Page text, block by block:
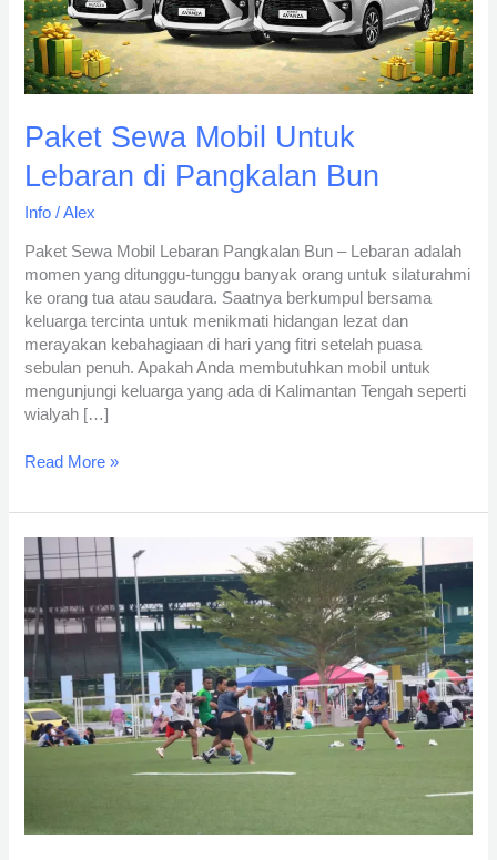
Paket Sewa Mobil Untuk
Lebaran di Pangkalan Bun
Info /Alex
Paket Sewa Mobil Lebaran Pangkalan Bun – Lebaran adalah
momen yang ditunggu-tunggu banyak orang untuk silaturahmi
ke orang tua atau saudara. Saatnya berkumpul bersama
keluarga tercinta untuk menikmati hidangan lezat dan
merayakan kebahagiaan di hari yang fitri setelah puasa
sebulan penuh. Apakah Anda membutuhkan mobil untuk
mengunjungi keluarga yang ada di Kalimantan Tengah seperti
wialyah […]
Read More »
Car
Free
di
Jogging
Track
Lanud
Iskandar
Pangkalan